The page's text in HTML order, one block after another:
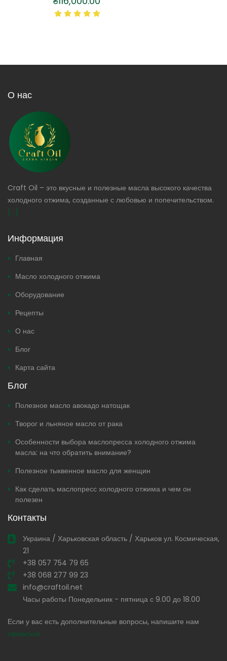
О нас
Craft Oil – это вкусные и полезные масла высокого качества
холодного отжима, созданные с любовью и попечительством.
[...]
Информация
Главная
Масло холодного отжима
Оборудование
Рецепты
О нас
Блог
Карта сайта
Блог
Полезное масло авокадо натощак
Творог и льняное масло от рака
Особенности выбора маслопресса холодного отжима
масла: на что обратить внимание?
Полезное тыквенное масло для женщин
Как сделать маслопресс холодного отжима и чем он
полезен
Контакты
Украина / Харьковская область / Харьков ул. Космическая,
21
+38 057 754 79 65
+38 068 277 99 23
info@craftoil.net
Часы работы Понедельник - пятница с 9.00 до 18.00
Если у вас есть дополнительные вопросы, напишите нам
связаться